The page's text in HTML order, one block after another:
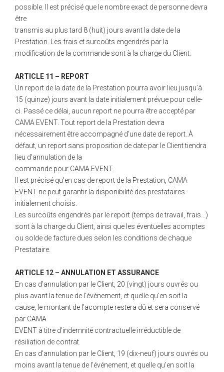
possible. Il est précisé que le nombre exact de personne devra
être
transmis au plus tard 8 (huit) jours avant la date de la
Prestation. Les frais et surcoûts engendrés par la
modification de la commande sont à la charge du Client.
ARTICLE 11 – REPORT
Un report de la date de la Prestation pourra avoir lieu jusqu’à
15 (quinze) jours avant la date initialement prévue pour celle-
ci. Passé ce délai, aucun report ne pourra être accepté par
CAMA EVENT. Tout report de la Prestation devra
nécessairement être accompagné d’une date de report. À
défaut, un report sans proposition de date par le Client tiendra
lieu d’annulation de la
commande pour CAMA EVENT.
Il est précisé qu’en cas de report de la Prestation, CAMA
EVENT ne peut garantir la disponibilité des prestataires
initialement choisis.
Les surcoûts engendrés par le report (temps de travail, frais…)
sont à la charge du Client, ainsi que les éventuelles acomptes
ou solde de facture dues selon les conditions de chaque
Prestataire.
ARTICLE 12 – ANNULATION ET ASSURANCE
En cas d’annulation par le Client, 20 (vingt) jours ouvrés ou
plus avant la tenue de l’événement, et quelle qu’en soit la
cause, le montant de l’acompte restera dû et sera conservé
par CAMA
EVENT à titre d’indemnité contractuelle irréductible de
résiliation de contrat.
En cas d’annulation par le Client, 19 (dix-neuf) jours ouvrés ou
moins avant la tenue de l’événement, et quelle qu’en soit la